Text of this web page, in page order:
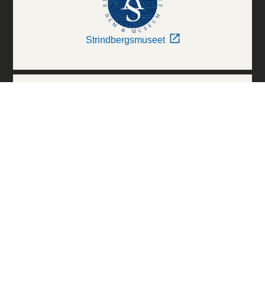
Strindbergsmuseet